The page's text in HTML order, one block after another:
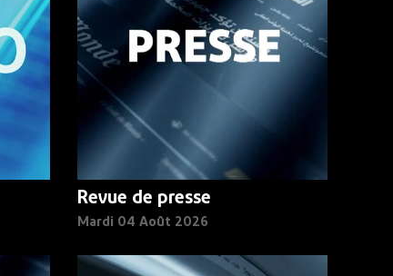
Revue de presse
Mardi 04 Août 2026